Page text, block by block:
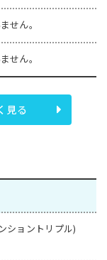
せん。
せん。
見る
ショントリプル)